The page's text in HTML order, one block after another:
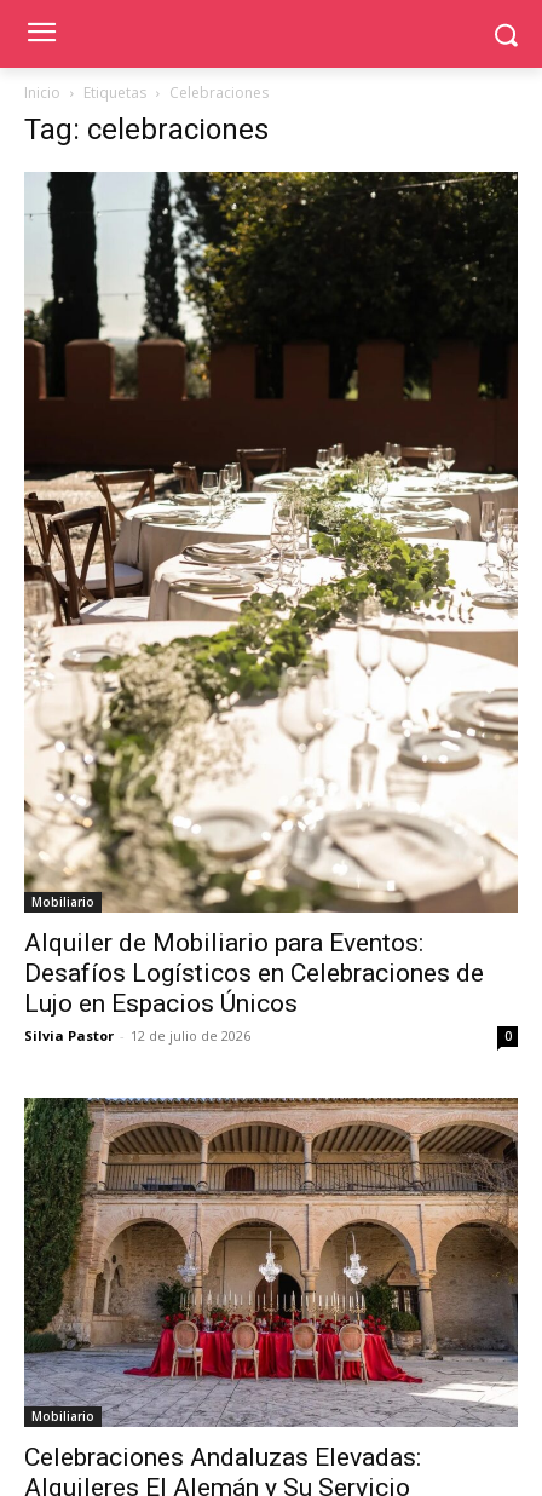
Inicio Etiquetas Celebraciones
Tag: celebraciones
Mobiliario
Alquiler de Mobiliario para Eventos:
Desafíos Logísticos en Celebraciones de
Lujo en Espacios Únicos
Silvia Pastor - 12 de julio de 2026 0
Mobiliario
Celebraciones Andaluzas Elevadas:
Alquileres El Alemán y Su Servicio